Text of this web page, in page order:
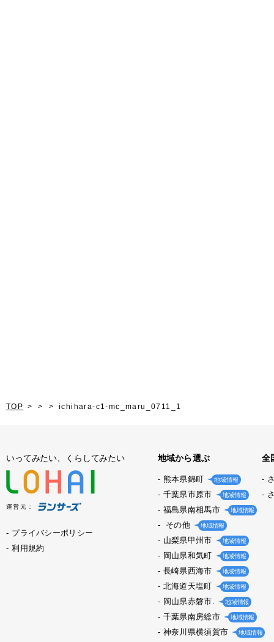
TOP ichihara-c1-mc_maru_0711_1
いってみたい、くらしてみたい
運営元：
プライバシーポリシー
利用規約
地域から選ぶ
熊本県錦町 地域情報
千葉県市原市 地域情報
福島県南相馬市 地域情報
その他 地域情報
山梨県甲州市 地域情報
岡山県和気町 地域情報
長崎県西海市 地域情報
北海道天塩町 地域情報
岡山県赤磐市. 地域情報
千葉県南房総市 地域情報
神奈川県横須賀市 地域情報
全